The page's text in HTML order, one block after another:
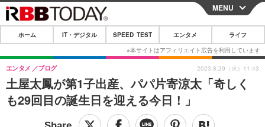
CLOSE
ホーム
IT・デジタル
IT・デジタルTOP スマートフォン
SPEED TEST
MENU
ホーム IT・デジタル SPEED TEST エンタメ ライフ
土屋太鳳が第1子出産、パパ片寄涼太「奇しく
も29回目の誕生日を迎える今日！」
エンタメ ブログ 2023.8.29（火）11:43